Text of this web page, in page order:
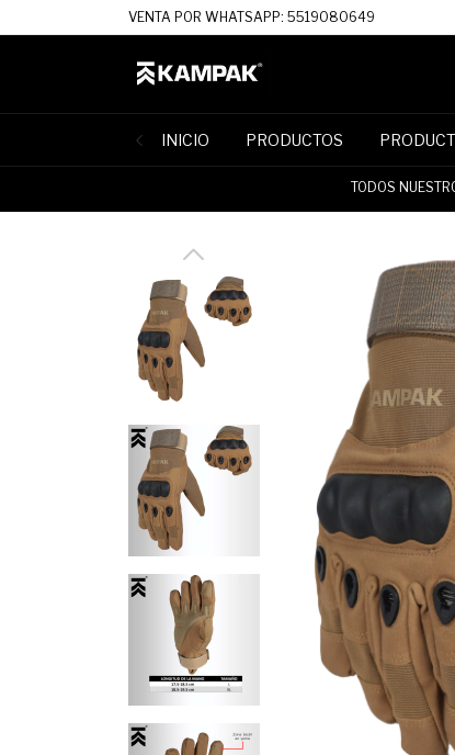
VENTA POR WHATSAPP: 5519080649
INICIO PRODUCTOS
TODOS